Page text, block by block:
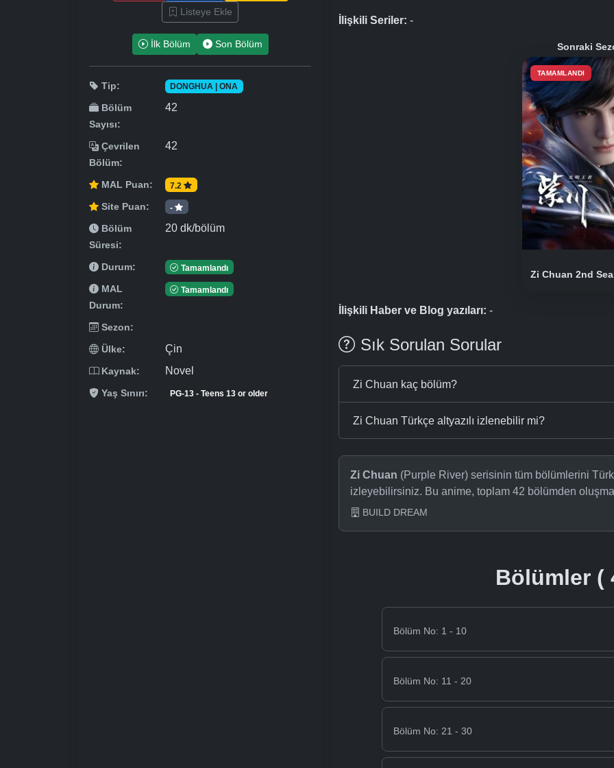
Listeye Ekle
İlk Bölüm Son Bölüm
Tip: DONGHUA | ONA
Bölüm
Sayısı:
42
Çevrilen
Bölüm:
42
MAL Puan: 7.2
Site Puan: -
Bölüm
Süresi:
20 dk/bölüm
Durum: Tamamlandı
MAL
Durum:
Tamamlandı
Sezon:
Ülke:
Çin
Kaynak: Novel
Yaş Sınırı: PG-13 - Teens 13 or older
İlişkili Seriler: -
Sonraki
TAMAMLANDI
Zi Chuan 2nd
İlişkili Haber ve Blog yazıları: -
Sık Sorulan Sorular
Zi Chuan kaç bölüm?
Zi Chuan Türkçe altyazılı izlenebilir mi?
Zi Chuan (Purple River) serisinin tüm bölümlerini
izleyebilirsiniz. Bu anime, toplam 42 bölümden
BUILD DREAM
Bölümler (
Bölüm No: 1 - 10
Bölüm No: 11 - 20
Bölüm No: 21 - 30